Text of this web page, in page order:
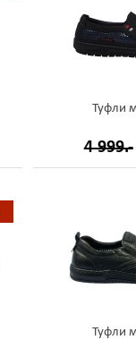
Туфли
4 999.-
Туфли